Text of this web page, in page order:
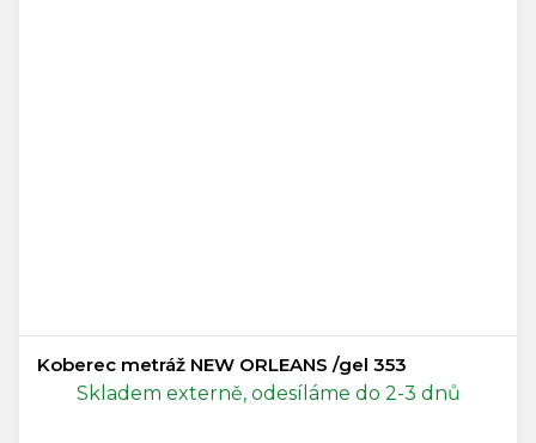
Koberec metráž NEW ORLEANS /gel 353
Skladem externě, odesíláme do 2-3 dnů